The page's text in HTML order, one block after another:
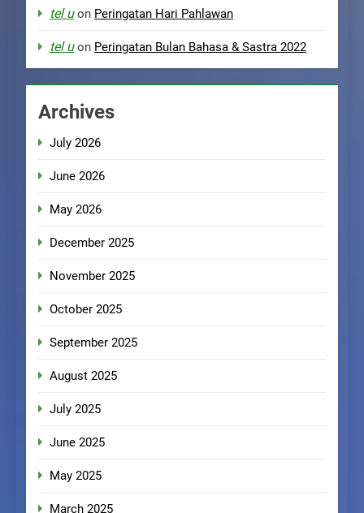
tel uon Peringatan Hari Pahlawan
tel uon Peringatan Bulan Bahasa & Sastra 2022
Archives
July 2026
June 2026
May 2026
December 2025
November 2025
October 2025
September 2025
August 2025
July 2025
June 2025
May 2025
March 2025